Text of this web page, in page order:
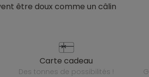
être doux comme un câlin
carte cadeau
des tonnes de possibilités !